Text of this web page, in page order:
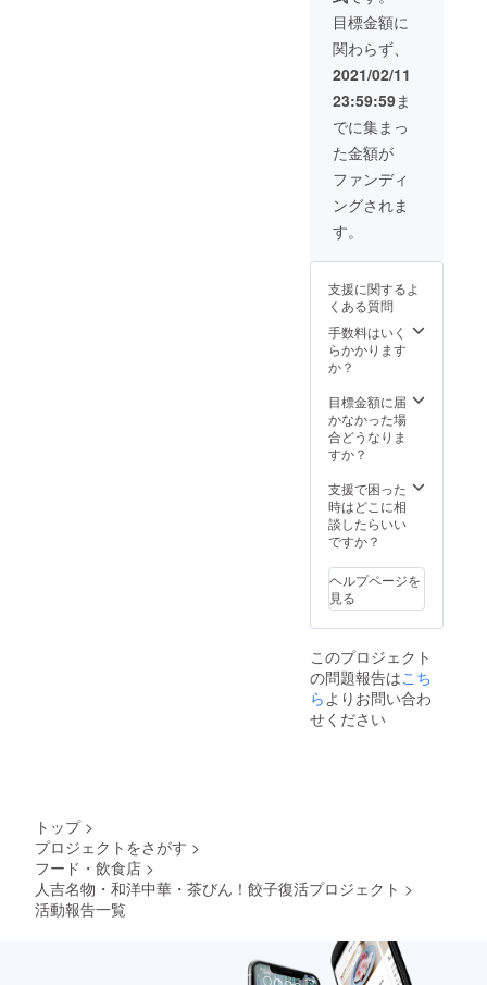
す。
（１人
前７個
入りx４
人分）
・お礼
のメー
ル ・茶
びんの
オリジ
ナルス
テッ
目標金額に
関わらず、
2021/02/11
23:59:59ま
でに集まっ
た金額が
ファンディ
ングされま
す。
支援に関するよ
くある質問
手数料はいく
らかかります
か？
目標金額に届
かなかった場
合どうなりま
すか？
支援で困った
時はどこに相
談したらいい
ですか？
ヘルプページを
見る
このプロジェクト
の問題報告はこち
ら よりお問い合わ
せください
トップ >
プロジェクトをさがす >
フード・飲食店 >
人吉名物・和洋中華・茶びん！餃子復活プロジェクト >
活動報告一覧